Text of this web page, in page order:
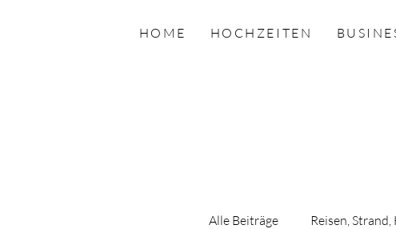
HOME HOCHZEITEN
Alle Beiträge Reisen,